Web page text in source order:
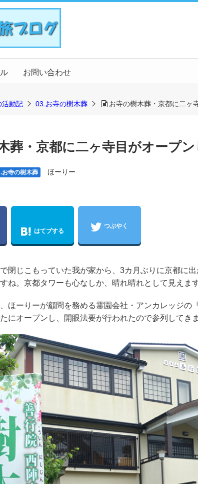
お問い合わせ
活動記 03.お寺の樹木葬 お寺の樹木葬・京都に二ヶ
葬・京都に二ヶ寺目がオープン
お寺の樹木葬 ほーりー
はてブする
つぶやく
閉じこもっていた我が家から、3カ月ぶりに京都に
ね。京都タワーも心なしか、晴れ晴れとして見えます
ほーりーが顧問を務める霊園会社・アンカレッジの
にオープンし、開眼法要が行われたので参列してきま